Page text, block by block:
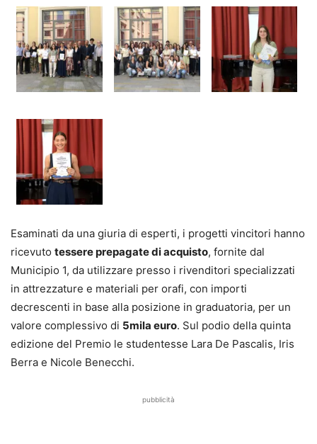
Esaminati da una giuria di esperti, i progetti vincitori hanno
ricevuto tessere prepagate di acquisto, fornite dal
Municipio 1, da utilizzare presso i rivenditori specializzati
in attrezzature e materiali per orafi, con importi
decrescenti in base alla posizione in graduatoria, per un
valore complessivo di 5mila euro. Sul podio della quinta
edizione del Premio le studentesse Lara De Pascalis, Iris
Berra e Nicole Benecchi.
pubblicità